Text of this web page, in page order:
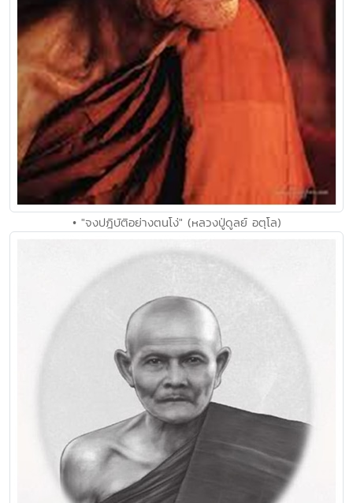
• "จงปฎิบัติอย่างตนโง่" (หลวงปู่ดูลย์ อตุโล)